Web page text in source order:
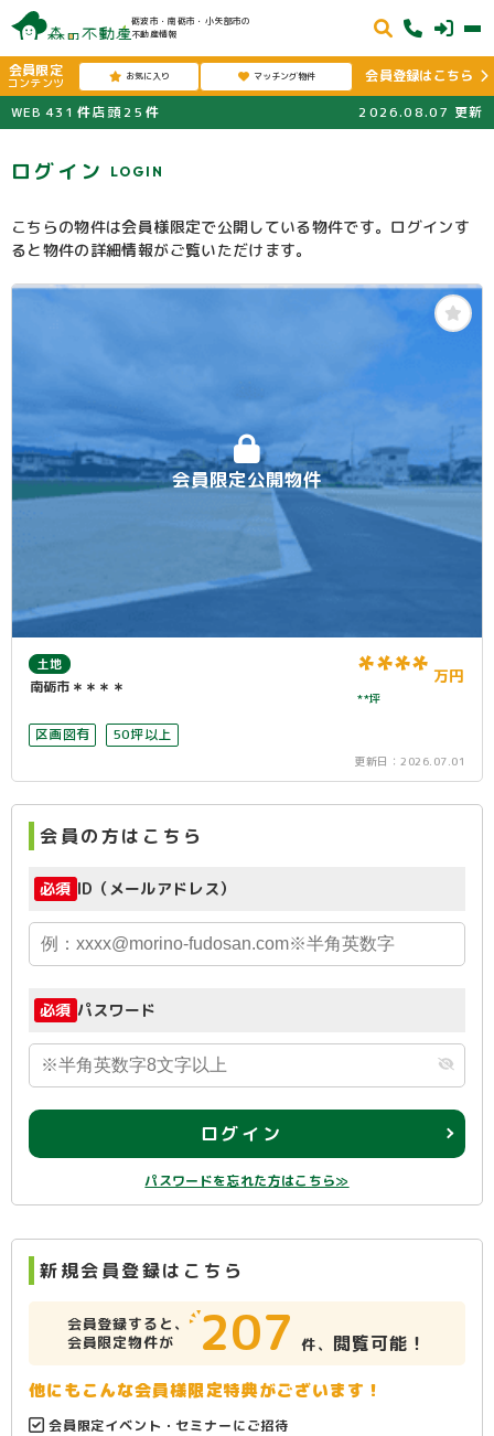
砺波市・南砺市・小矢部市の
不動産情報
会員限定
コンテンツ お気に入り マッチング物件
会員登録はこちら
WEB 431 件店頭25 件 2026.08.07 更新
ログイン LOGIN
こちらの物件は会員様限定で公開している物件です。ログインす
ると物件の詳細情報がご覧いただけます。
会員限定公開物件
土地
南砺市＊＊＊＊ **** 万円
**坪
区画図有 50坪以上
更新日： 2026.07.01
会員の方はこちら
必須 ID（メールアドレス）
必須 パスワード
ログイン
パスワードを忘れた方はこちら≫
新規会員登録はこちら
会員登録すると、
会員限定物件が
207 件、 閲覧可能！
他にもこんな会員様限定特典がございます！
会員限定イベント・セミナーにご招待